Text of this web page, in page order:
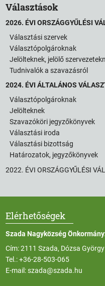
Választások
2026. ÉVI ORSZÁGGYŰLÉSI
Választási szervek
Választópolgároknak
Jelölteknek, jelölő
Tudnivalók a szavazásról
2024. ÉVI ÁLTALÁNOS
Választópolgároknak
Jelölteknek
Szavazóköri jegyzőkönyvek
Választási iroda
Választási bizottság
Határozatok, jegyzőkönyvek
2022. ÉVI ORSZÁGGYŰLÉSI
Elérhetőségek
Szada Nagyközség
Cím: 2111 Szada, Dózsa
Tel.:+36-28-503-065
E-mail:szada@szada.hu